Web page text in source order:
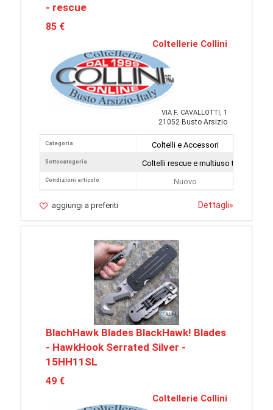
- rescue
85 €
Coltellerie Collini
VIA F. CAVALLOTTI, 1
21052 Busto Arsizio
Categoria
Sottocategoria
Condizioni articolo
Coltelli e Accessori
Coltelli rescue e multiuso tattici
Nuovo
aggiungi a preferiti Dettagli»
BlachHawk Blades BlackHawk! Blades
- HawkHook Serrated Silver -
15HH11SL
49 €
Coltellerie Collini